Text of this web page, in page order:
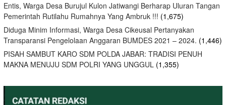
Entis, Warga Desa Burujul Kulon Jatiwangi Berharap Uluran Tangan
Pemerintah Rutilahu Rumahnya Yang Ambruk !!! (1,675)
Diduga Minim Informasi, Warga Desa Cikeusal Pertanyakan
Transparansi Pengelolaan Anggaran BUMDES 2021 – 2024. (1,446)
PISAH SAMBUT KARO SDM POLDA JABAR: TRADISI PENUH
MAKNA MENUJU SDM POLRI YANG UNGGUL (1,355)